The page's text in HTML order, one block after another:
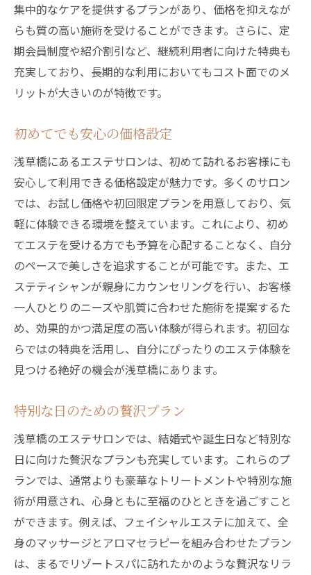
集中的なケアを提供するプランがあり、価格を抑えなが
らも質の高い施術を受けることができます。さらに、定
期会員制度や紹介割引など、継続利用者に向けた特典も
充実しており、長期的な利用においてもコスト面でのメ
リットが大きいのが特徴です。
初めてでも安心の価格設定
浅草橋にあるエステサロンは、初めて訪れるお客様にも
安心して利用できる価格設定が魅力です。多くのサロン
では、お試し価格や初回限定プランを用意しており、気
軽に体験できる環境を整えています。これにより、初め
てエステを受ける方でも予算を心配することなく、自分
のペースで美しさを追求することが可能です。また、エ
ステティシャンが親身にカウンセリングを行い、お客様
一人ひとりのニーズや肌質に合わせた施術を提案するた
め、効果的かつ満足度の高い体験が得られます。初回な
らではの特典を活用し、自分にぴったりのエステ体験を
見つける絶好の機会が浅草橋にあります。
特別な日のための贅沢プラン
浅草橋のエステサロンでは、結婚式や誕生日など特別な
日に向けた贅沢なプランも充実しています。これらのプ
ランでは、通常よりも豪華なトリートメントや特別な施
術が用意され、心身ともに至福のひとときを過ごすこと
ができます。例えば、フェイシャルエステに加えて、全
身のマッサージとアロマセラピーを組み合わせたプラン
は、まるでリゾートスパに訪れたかのような贅沢なリラ